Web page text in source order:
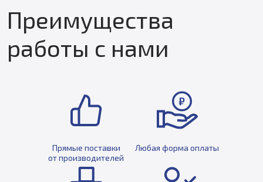
Преимущества
работы с нами
Прямые поставки
от производителей
Любая форма оплаты